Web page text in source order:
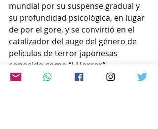
mundial por su suspense gradual y
su profundidad psicológica, en lugar
de por el gore, y se convirtió en el
catalizador del auge del género de
películas de terror japonesas
conocido como “J-Horror”.